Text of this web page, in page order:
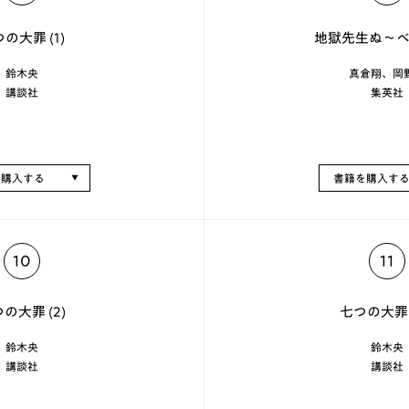
の大罪 (1)
鈴木央
講談社
入する
地獄先生ぬ～
真倉翔、岡
集英社
書籍を購入する
10
の大罪 (2)
鈴木央
講談社
11
七つの大
鈴木央
講談社